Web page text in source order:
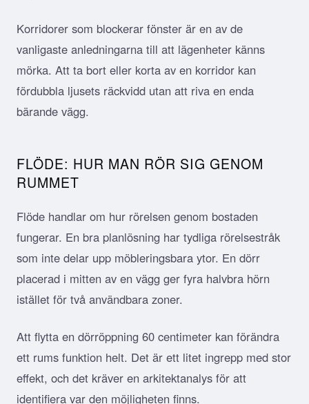
Korridorer som blockerar fönster är en av de
vanligaste anledningarna till att lägenheter känns
mörka. Att ta bort eller korta av en korridor kan
fördubbla ljusets räckvidd utan att riva en enda
bärande vägg.
FLÖDE: HUR MAN RÖR SIG GENOM
RUMMET
Flöde handlar om hur rörelsen genom bostaden
fungerar. En bra planlösning har tydliga rörelsestråk
som inte delar upp möbleringsbara ytor. En dörr
placerad i mitten av en vägg ger fyra halvbra hörn
istället för två användbara zoner.
Att flytta en dörröppning 60 centimeter kan förändra
ett rums funktion helt. Det är ett litet ingrepp med stor
effekt, och det kräver en arkitektanalys för att
identifiera var den möjligheten finns.